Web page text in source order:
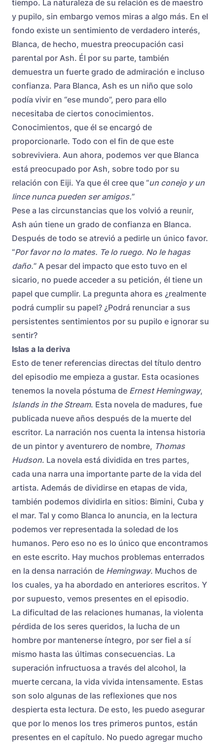
tiempo. La naturaleza de su relación es de maestro
y pupilo, sin embargo vemos miras a algo más. En el
fondo existe un sentimiento de verdadero interés,
Blanca, de hecho, muestra preocupación casi
parental por Ash. Él por su parte, también
demuestra un fuerte grado de admiración e incluso
confianza. Para Blanca, Ash es un niño que solo
podía vivir en “ese mundo”, pero para ello
necesitaba de ciertos conocimientos.
Conocimientos, que él se encargó de
proporcionarle. Todo con el fin de que este
sobreviviera. Aun ahora, podemos ver que Blanca
está preocupado por Ash, sobre todo por su
relación con Eiji. Ya que él cree que “un conejo y un
lince nunca pueden ser amigos.”
Pese a las circunstancias que los volvió a reunir,
Ash aún tiene un grado de confianza en Blanca.
Después de todo se atrevió a pedirle un único favor.
“Por favor no lo mates. Te lo ruego. No le hagas
daño.” A pesar del impacto que esto tuvo en el
sicario, no puede acceder a su petición, él tiene un
papel que cumplir. La pregunta ahora es ¿realmente
podrá cumplir su papel? ¿Podrá renunciar a sus
persistentes sentimientos por su pupilo e ignorar su
sentir?
Islas a la deriva
Esto de tener referencias directas del título dentro
del episodio me empieza a gustar. Esta ocasiones
tenemos la novela póstuma de Ernest Hemingway,
Islands in the Stream. Esta novela de madures, fue
publicada nueve años después de la muerte del
escritor. La narración nos cuenta la intensa historia
de un pintor y aventurero de nombre, Thomas
Hudson. La novela está dividida en tres partes,
cada una narra una importante parte de la vida del
artista. Además de dividirse en etapas de vida,
también podemos dividirla en sitios: Bimini, Cuba y
el mar. Tal y como Blanca lo anuncia, en la lectura
podemos ver representada la soledad de los
humanos. Pero eso no es lo único que encontramos
en este escrito. Hay muchos problemas enterrados
en la densa narración de Hemingway. Muchos de
los cuales, ya ha abordado en anteriores escritos. Y
por supuesto, vemos presentes en el episodio.
La dificultad de las relaciones humanas, la violenta
pérdida de los seres queridos, la lucha de un
hombre por mantenerse íntegro, por ser fiel a sí
mismo hasta las últimas consecuencias. La
superación infructuosa a través del alcohol, la
muerte cercana, la vida vivida intensamente. Estas
son solo algunas de las reflexiones que nos
despierta esta lectura. De esto, les puedo asegurar
que por lo menos los tres primeros puntos, están
presentes en el capítulo. No puedo agregar mucho